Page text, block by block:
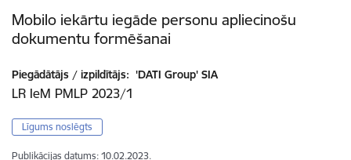
Mobilo iekārtu iegāde personu apliecinošu
dokumentu formēšanai
Piegādātājs / izpildītājs: 'DATI Group' SIA
LR IeM PMLP 2023/1
Līgums noslēgts
Publikācijas datums: 10.02.2023.